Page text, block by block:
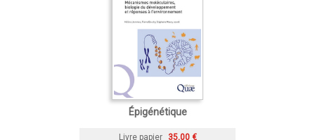
Épigénétique
Livre papier 35,00 €